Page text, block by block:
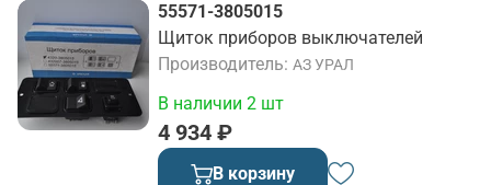
55571-3805015
Щиток приборов выключателей
Производитель АЗ УРАЛ
4 934 ₽
В наличии 2 шт
В корзину